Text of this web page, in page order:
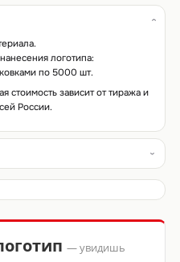
логотипа:
по 5000 шт.
стоимость зависит от тиража и
России.
— увидишь